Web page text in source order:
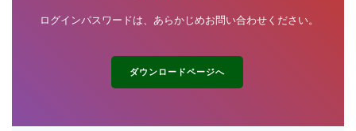
ログインパスワードは、あらかじめお問い合わせください。
ダウンロードページへ